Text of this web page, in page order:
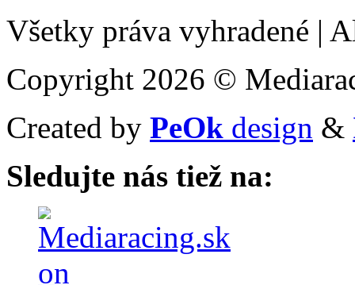
Všetky práva vyhradené |
Copyright 2026 ©
Created by PeOk design &
Sledujte nás tiež na: